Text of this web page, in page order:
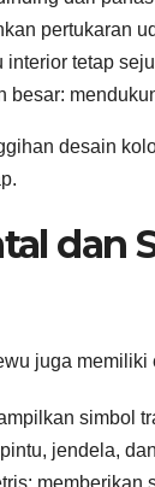
pertukaran
interior tetap
besar:
desain
dan
juga
simbol
jendela,